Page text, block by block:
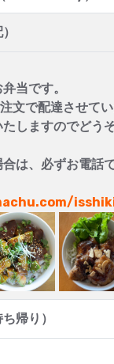
当です。
文で配達させて
しますのでどう
合は、必ずお電話
帰り）